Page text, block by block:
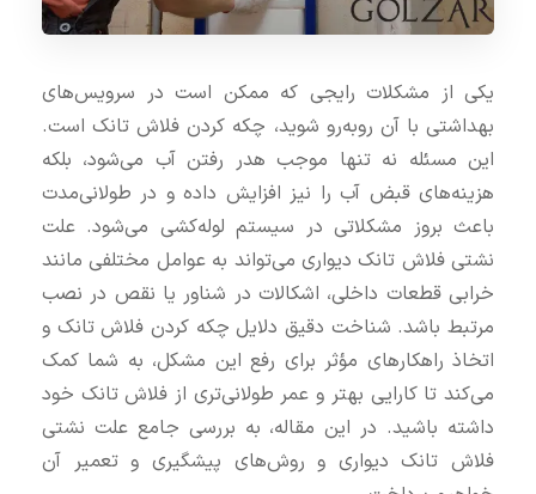
یکی از مشکلات رایجی که ممکن است در سرویس‌های
بهداشتی با آن روبه‌رو شوید، چکه کردن فلاش تانک است.
این مسئله نه تنها موجب هدر رفتن آب می‌شود، بلکه
هزینه‌های قبض آب را نیز افزایش داده و در طولانی‌مدت
باعث بروز مشکلاتی در سیستم لوله‌کشی می‌شود. علت
نشتی فلاش تانک دیواری می‌تواند به عوامل مختلفی مانند
خرابی قطعات داخلی، اشکالات در شناور یا نقص در نصب
مرتبط باشد. شناخت دقیق دلایل چکه کردن فلاش تانک و
اتخاذ راهکارهای مؤثر برای رفع این مشکل، به شما کمک
می‌کند تا کارایی بهتر و عمر طولانی‌تری از فلاش تانک خود
داشته باشید. در این مقاله، به بررسی جامع علت نشتی
فلاش تانک دیواری و روش‌های پیشگیری و تعمیر آن